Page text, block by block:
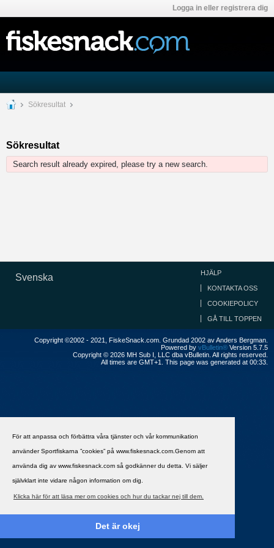
För att anpassa och förbättra våra tjänster och vår kommunikation
använder Sportfiskarna ”cookies” på www.fiskesnack.com.Genom att
använda dig av www.fiskesnack.com så godkänner du detta. Vi säljer
självklart inte vidare någon information om dig.
Klicka här för att läsa mer om cookies och hur du tackar nej till dem.
Det är okej
Logga in eller registrera dig
Sökresultat
Sökresultat
Search result already expired, please try a new search.
Svenska HJÄLP
KONTAKTA OSS
COOKIEPOLICY
GÅ TILL TOPPEN
Copyright ©2002 - 2021, FiskeSnack.com. Grundad 2002 av Anders Bergman.
Powered by vBulletin® Version 5.7.5
Copyright © 2026 MH Sub I, LLC dba vBulletin. All rights reserved.
All times are GMT+1. This page was generated at 00:33.